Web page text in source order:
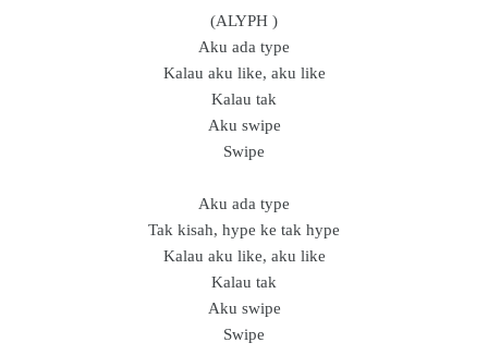
(ALYPH )
Aku ada type
Kalau aku like, aku like
Kalau tak
Aku swipe
Swipe
Aku ada type
Tak kisah, hype ke tak hype
Kalau aku like, aku like
Kalau tak
Aku swipe
Swipe